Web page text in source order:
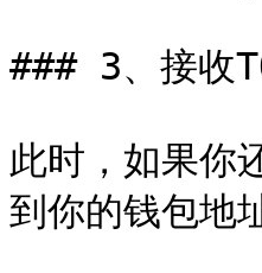
### 3、接收
此时，如果你
到你的钱包地